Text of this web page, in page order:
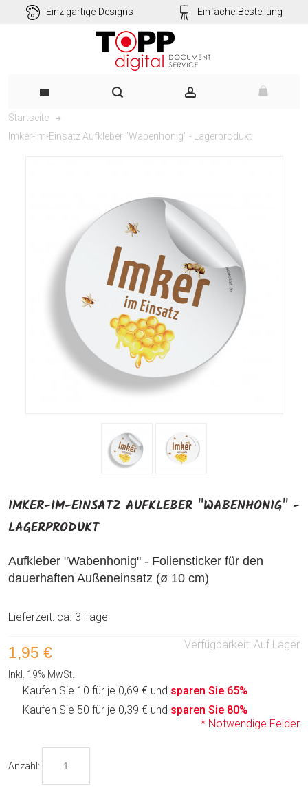
Einzigartige Designs Einfache Bestellung
Startseite
Imker-im-Einsatz Aufkleber "Wabenhonig" - Lagerprodukt
IMKER-IM-EINSATZ AUFKLEBER "WABENHONIG" -
LAGERPRODUKT
Aufkleber "Wabenhonig" - Foliensticker für den
dauerhaften Außeneinsatz (ø 10 cm)
Lieferzeit: ca. 3 Tage
Verfügbarkeit: Auf Lager
1,95 €
Inkl. 19% MwSt.
Kaufen Sie 10 für je 0,69 € und sparen Sie 65%
Kaufen Sie 50 für je 0,39 € und sparen Sie 80%
* Notwendige Felder
Anzahl: